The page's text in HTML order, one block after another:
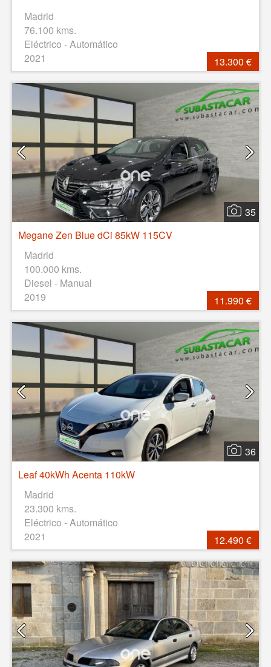
Madrid
76.100 kms.
Eléctrico - Automático
2021
13.300 €
35
Megane Zen Blue dCi 85kW 115CV
Madrid
100.000 kms.
Diesel - Manual
2019
11.990 €
36
Leaf 40kWh Acenta 110kW
Madrid
23.300 kms.
Eléctrico - Automático
2021
12.490 €